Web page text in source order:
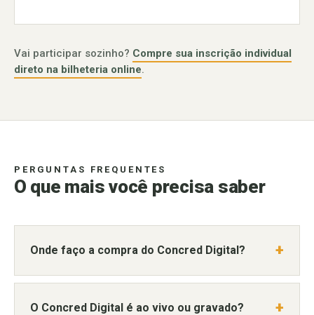
Vai participar sozinho? Compre sua inscrição individual
direto na bilheteria online.
PERGUNTAS FREQUENTES
O que mais você precisa saber
Onde faço a compra do Concred Digital?
O Concred Digital é ao vivo ou gravado?